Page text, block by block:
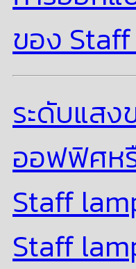
ของ
ระดับแสง
ออฟฟิศหรื
Staff
Staff